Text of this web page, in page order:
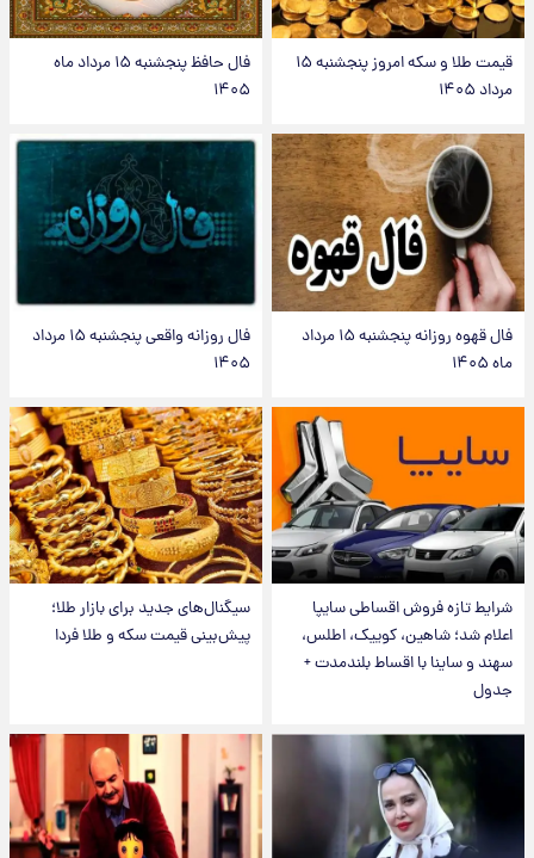
قیمت طلا و سکه امروز پنجشنبه ۱۵
مرداد ۱۴۰۵
فال حافظ پنجشنبه ۱۵ مرداد ماه
۱۴۰۵
فال قهوه روزانه پنجشنبه ۱۵ مرداد
ماه ۱۴۰۵
فال روزانه واقعی پنجشنبه ۱۵ مرداد
۱۴۰۵
شرایط تازه فروش اقساطی سایپا
اعلام شد؛ شاهین، کوییک، اطلس،
سهند و ساینا با اقساط بلندمدت +
جدول
سیگنال‌های جدید برای بازار طلا؛
پیش‌بینی قیمت سکه و طلا فردا